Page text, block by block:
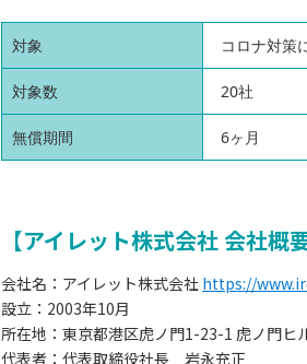
対象 コロナ対策
対象数 20社
無償期間 6ヶ月
【アイレット株式会社 会社概要
会社名：アイレット株式会社 https://
設立：2003年10月
所在地：東京都港区虎ノ門1-23-1 虎ノ門ヒ
代表者：代表取締役社長 岩永充正